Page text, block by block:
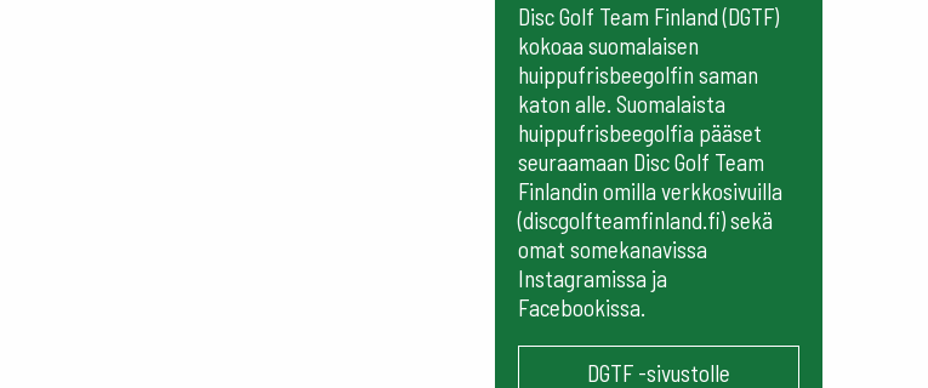
Disc Golf Team Finland (DGTF)
kokoaa suomalaisen
huippufrisbeegolfin saman
katon alle. Suomalaista
huippufrisbeegolfia pääset
seuraamaan Disc Golf Team
Finlandin omilla verkkosivuilla
(discgolfteamfinland.fi) sekä
omat somekanavissa
Instagramissa ja
Facebookissa.
DGTF -sivustolle